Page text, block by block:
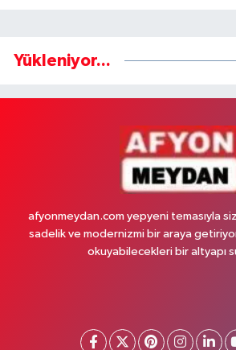
Yükleniyor...
afyonmeydan.com yepyeni temasıyla
sadelik ve modernizmi bir araya
okuyabilecekleri bir altyapı